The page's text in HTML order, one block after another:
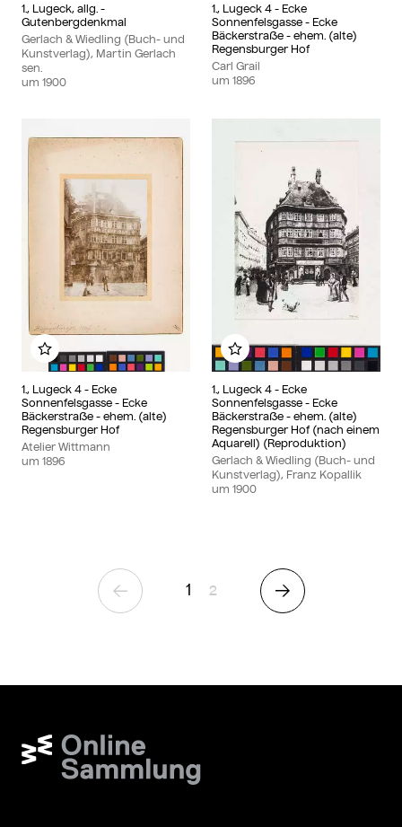
1., Lugeck, allg. -
Gutenbergdenkmal
Gerlach & Wiedling (Buch- und
Kunstverlag), Martin Gerlach
sen.
um 1900
1., Lugeck 4 - Ecke
Sonnenfelsgasse - Ecke
Bäckerstraße - ehem. (alte)
Regensburger Hof
Carl Grail
um 1896
1., Lugeck 4 - Ecke
Sonnenfelsgasse - Ecke
Bäckerstraße - ehem. (alte)
Regensburger Hof
Atelier Wittmann
um 1896
Zu meinem Album hinzufügen
1., Lugeck 4 - Ecke
Sonnenfelsgasse - Ecke
Bäckerstraße - ehem. (alte)
Regensburger Hof (nach einem
Aquarell) (Reproduktion)
Gerlach & Wiedling (Buch- und
Kunstverlag), Franz Kopallik
um 1900
Zu meinem Album
Vorherige Seite
1 Seite
2 Nächste Seite
Wien Museum Online Sammlung